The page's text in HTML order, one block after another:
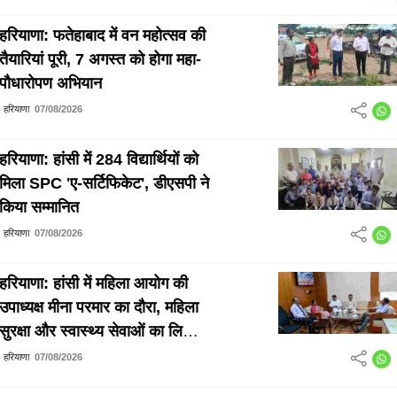
हरियाणा: फतेहाबाद में वन महोत्सव की
तैयारियां पूरी, 7 अगस्त को होगा महा-
पौधारोपण अभियान
हरियाणा 07/08/2026
हरियाणा: हांसी में 284 विद्यार्थियों को
मिला SPC 'ए-सर्टिफिकेट', डीएसपी ने
किया सम्मानित
हरियाणा 07/08/2026
हरियाणा: हांसी में महिला आयोग की
उपाध्यक्ष मीना परमार का दौरा, महिला
सुरक्षा और स्वास्थ्य सेवाओं का लिया
जायजा
हरियाणा 07/08/2026